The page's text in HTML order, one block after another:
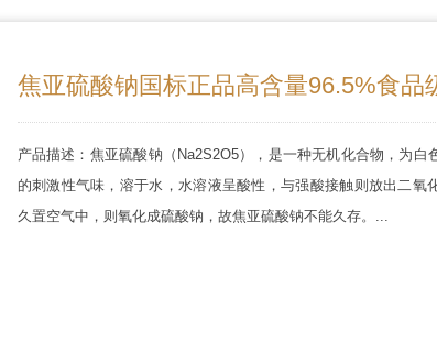
焦亚硫酸钠国标正品高含量96.5%食品
产品描述：焦亚硫酸钠（Na2S2O5），是一种无机化合物，为白
的刺激性气味，溶于水，水溶液呈酸性，与强酸接触则放出二氧
久置空气中，则氧化成硫酸钠，故焦亚硫酸钠不能久存。...